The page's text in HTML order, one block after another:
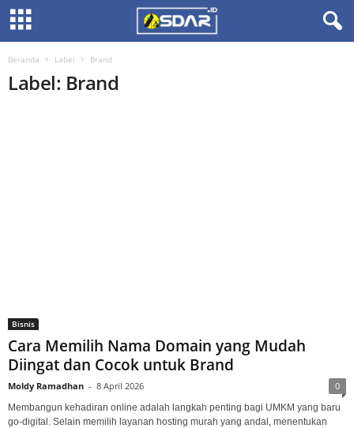
Beranda Label Brand
Label: Brand
Bisnis
Cara Memilih Nama Domain yang Mudah
Diingat dan Cocok untuk Brand
Moldy Ramadhan - 8 April 2026 0
Membangun kehadiran online adalah langkah penting bagi UMKM yang baru
go-digital. Selain memilih layanan hosting murah yang andal, menentukan